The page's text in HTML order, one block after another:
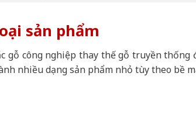
sản phẩm
gỗ công nghiệp thay thế gỗ truyền thống
nhiều dạng sản phẩm nhỏ tùy theo bề